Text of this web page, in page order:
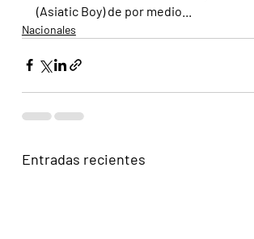
(Asiatic Boy) de por medio...
Nacionales
Entradas recientes